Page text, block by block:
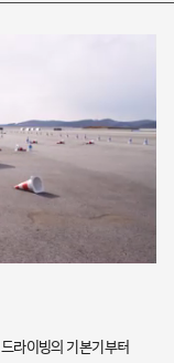
라이빙의 기본기부터